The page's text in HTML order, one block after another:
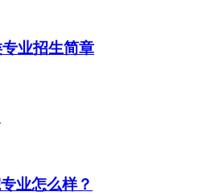
业招生简章
业怎么样？